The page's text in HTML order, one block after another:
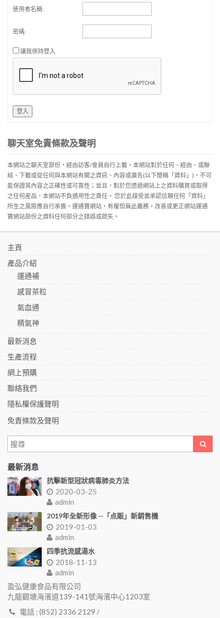
使用者名稱:
密碼:
讓我保持登入
登入
聊天室免責條款及聲明
本網站之聊天室部份，經由訪客/會員自行上載，本網站對於任何、經由、或聯
結、下載或從任何與本網站有關之資訊、內容或廣告(以下簡稱「資料」)，不可
能保證其內容之正確性或可靠性；並且，對於您透過網站上之資料購買或取得
之任何産品，本網站不負適用性之責任。 您於此接受並承認信賴任何「資料」
所生之風險應自行承擔。運通寶網站，有權但無此義務，改善或更正網站運通
寶網站部份之資料任何部分之錯誤或疏失。
主頁
產品介紹
運通補
感冒茶粒
氣血通
精氣神
最新消息
生產流程
網上預購
聯絡我們
隱私權保護聲明
免責條款及聲明
最新消息
抗擊新型冠狀病毒肺炎方法
2020-03-25
admin
2019年全新形像 ─「点販」新銷售機
2019-01-03
admin
四季抗流感湯水
2018-11-13
admin
盈弘健康食品有限公司
九龍觀塘海濱道139-141號海濱中心1203室
電話 : (852) 2336 2129 /